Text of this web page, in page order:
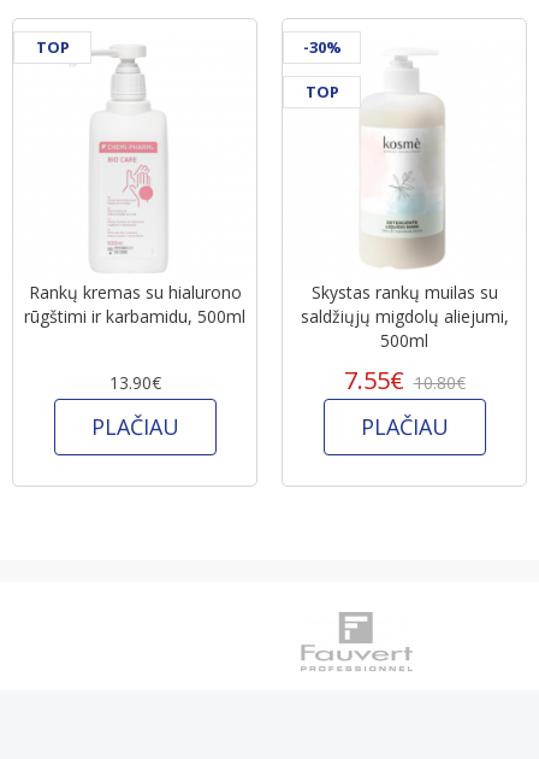
Rankų kremas su hialurono
rūgštimi ir karbamidu, 500ml
13.90€
PLAČIAU
TOP
Skystas rankų muilas su
saldžiųjų migdolų aliejumi,
500ml
7.55€ 10.80€
PLAČIAU
-30%
TOP